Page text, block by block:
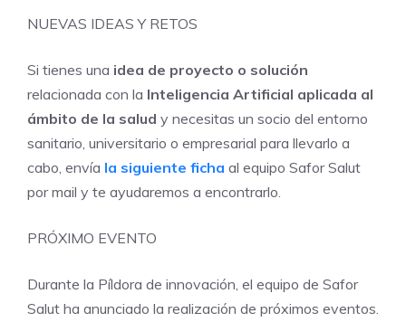
NUEVAS IDEAS Y RETOS
Si tienes una idea de proyecto o solución
relacionada con la Inteligencia Artificial aplicada al
ámbito de la salud y necesitas un socio del entorno
sanitario, universitario o empresarial para llevarlo a
cabo, envía la siguiente ficha al equipo Safor Salut
por mail y te ayudaremos a encontrarlo.
PRÓXIMO EVENTO
Durante la Píldora de innovación, el equipo de Safor
Salut ha anunciado la realización de próximos eventos.